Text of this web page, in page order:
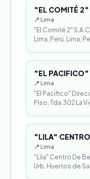
"EL COMITÉ
📍 Lima
"El Comité 2"
Lima, Perú. Lima,
"EL PACIFICO"
📍 Lima
"El Pacifico"
Piso, Tda.302 La
"LILA"
📍 Lima
"Lila" Centro De
Urb. Huertos de